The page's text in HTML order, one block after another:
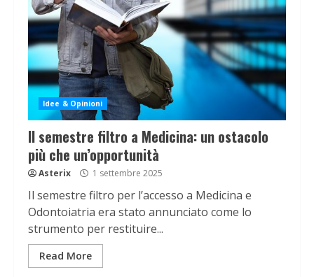
Idee & Opinioni
Il semestre filtro a Medicina: un ostacolo
più che un’opportunità
Asterix 1 settembre 2025
Il semestre filtro per l’accesso a Medicina e
Odontoiatria era stato annunciato come lo
strumento per restituire...
Read More